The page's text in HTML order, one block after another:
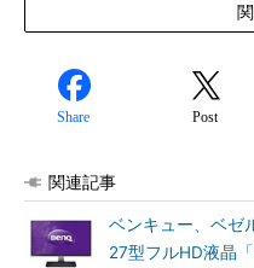
Share Post
関連記事
ベンキュー、ベゼ
27型フルHD液晶「